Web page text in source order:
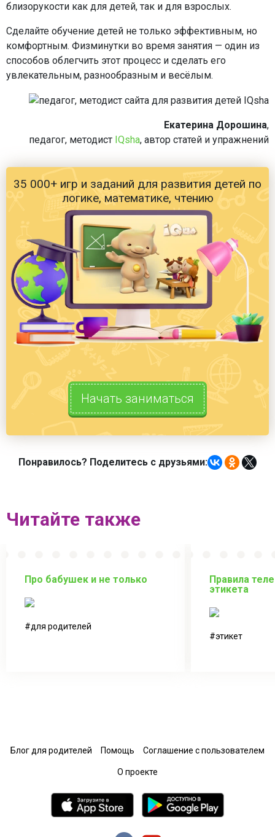
близорукости как для детей, так и для взрослых.
Сделайте обучение детей не только эффективным, но
комфортным. Физминутки во время занятия — один из
способов облегчить этот процесс и сделать его
увлекательным, разнообразным и весёлым.
Екатерина Дорошина,
педагог, методист IQsha, автор статей и упражнений
35 000+ игр и заданий для развития детей по
логике, математике, чтению
Начать заниматься
Понравилось? Поделитесь с друзьями:
Читайте также
Про бабушек и не только
для родителей
Правила
этикета
этикет
Блог для родителей Помощь Соглашение с пользователем
О проекте